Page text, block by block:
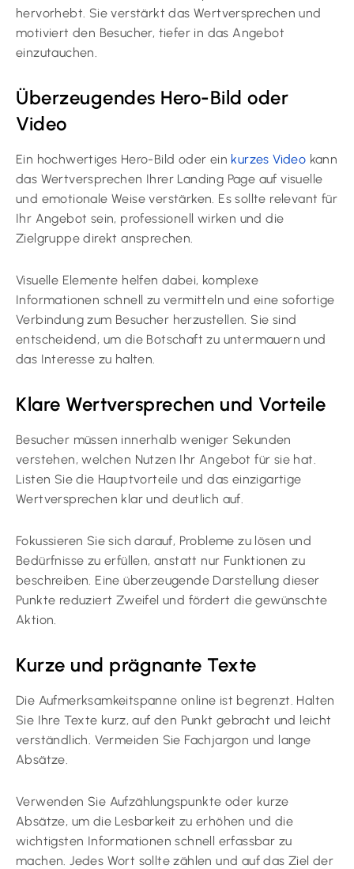
hervorhebt. Sie verstärkt das Wertversprechen und
motiviert den Besucher, tiefer in das Angebot
einzutauchen.
Überzeugendes Hero-Bild oder
Video
Ein hochwertiges Hero-Bild oder ein kurzes Video kann
das Wertversprechen Ihrer Landing Page auf visuelle
und emotionale Weise verstärken. Es sollte relevant für
Ihr Angebot sein, professionell wirken und die
Zielgruppe direkt ansprechen.
Visuelle Elemente helfen dabei, komplexe
Informationen schnell zu vermitteln und eine sofortige
Verbindung zum Besucher herzustellen. Sie sind
entscheidend, um die Botschaft zu untermauern und
das Interesse zu halten.
Klare Wertversprechen und Vorteile
Besucher müssen innerhalb weniger Sekunden
verstehen, welchen Nutzen Ihr Angebot für sie hat.
Listen Sie die Hauptvorteile und das einzigartige
Wertversprechen klar und deutlich auf.
Fokussieren Sie sich darauf, Probleme zu lösen und
Bedürfnisse zu erfüllen, anstatt nur Funktionen zu
beschreiben. Eine überzeugende Darstellung dieser
Punkte reduziert Zweifel und fördert die gewünschte
Aktion.
Kurze und prägnante Texte
Die Aufmerksamkeitspanne online ist begrenzt. Halten
Sie Ihre Texte kurz, auf den Punkt gebracht und leicht
verständlich. Vermeiden Sie Fachjargon und lange
Absätze.
Verwenden Sie Aufzählungspunkte oder kurze
Absätze, um die Lesbarkeit zu erhöhen und die
wichtigsten Informationen schnell erfassbar zu
machen. Jedes Wort sollte zählen und auf das Ziel der